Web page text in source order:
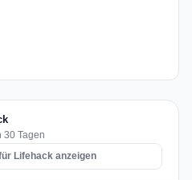
30 Tagen
Lifehack anzeigen